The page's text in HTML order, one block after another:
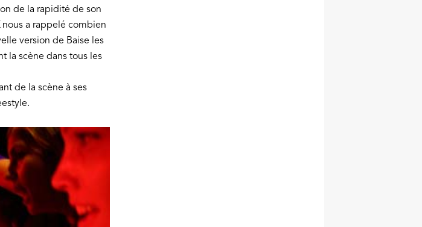
de la rapidité de son
nous a rappelé combien
version de Baise les
la scène dans tous les
de la scène à ses